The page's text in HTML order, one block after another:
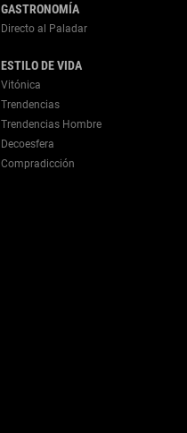
GASTRONOMÍA
Directo al Paladar
ESTILO DE VIDA
Vitónica
Trendencias
Trendencias Hombre
Decoesfera
Compradicción